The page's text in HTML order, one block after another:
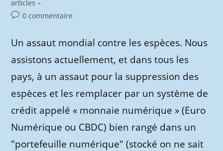
category:
articles
Commentaires
publication :
0 commentaire
Un assaut mondial contre les espèces. Nous
assistons actuellement, et dans tous les
pays, à un assaut pour la suppression des
espèces et les remplacer par un système de
crédit appelé « monnaie numérique » (Euro
Numérique ou CBDC) bien rangé dans un
"portefeuille numérique" (stocké on ne sait